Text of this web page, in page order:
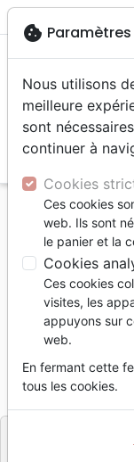
menu
Accueil Livres
Livres
Pris sur le vif -
Pris sur le
Faits divers
Artiste :
Référence
La
cookie
Nous utilisons
meilleure
sont
continuer à
Cookies
Ces cookies
web. Ils sont
le panier et la
Cookies
Ces cookies
visites, les
appuyons sur
web.
En fermant cette
tous les cookies.